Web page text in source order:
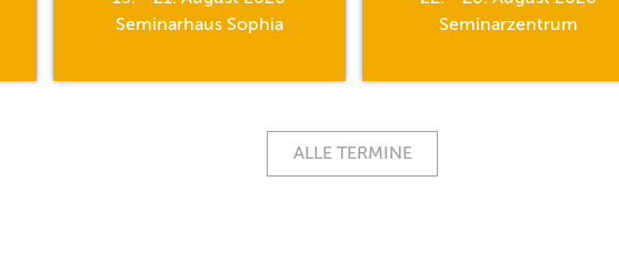
Seminarhaus Sophia
Seminarzentrum
ALLE TERMINE